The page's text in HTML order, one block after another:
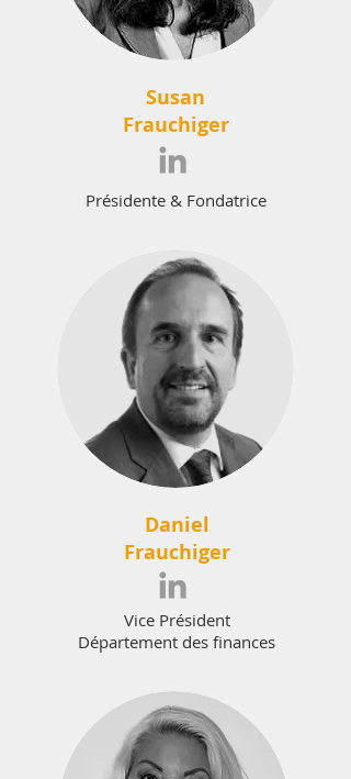
Susan
Frauchiger
Présidente & Fondatrice
Daniel
Frauchiger
Vice Président
Département des finances